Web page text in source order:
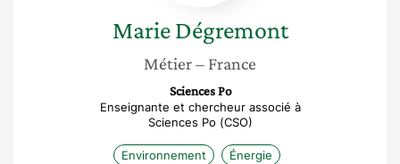
Marie Dégremont
Métier– France
Sciences Po
Enseignante et chercheur associé à
Sciences Po (CSO)
Environnement Énergie